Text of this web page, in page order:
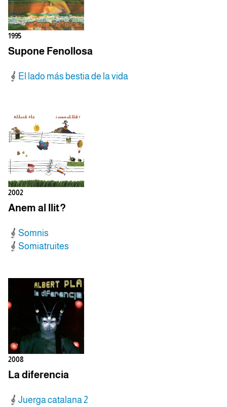
1995
Supone Fenollosa
El lado más bestia de la vida
2002
Anem al llit?
Somnis
Somiatruites
2008
La diferencia
Juerga catalana 2